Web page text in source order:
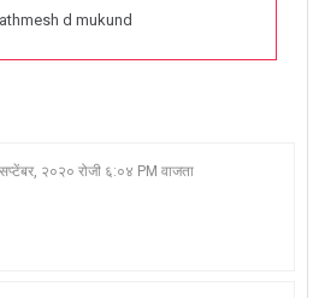
d mukund
२०२० रोजी ६:०४ PM वाजता